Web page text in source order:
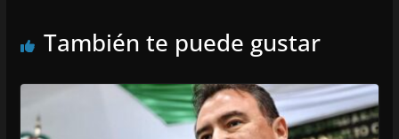
También te puede gustar